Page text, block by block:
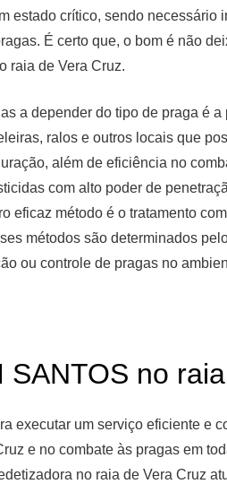
crítico, sendo necessário
É certo que, o bom é não
raia de Vera Cruz.
a depender do tipo de praga é
ralos e outros locais que
além de eficiência no
com alto poder de
eficaz método é o tratamento
métodos são determinados
ou controle de pragas no
SANTOS no
executar um serviço eficiente e
e no combate às pragas em
no raia de Vera Cruz